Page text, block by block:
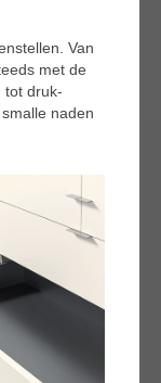
Van
met de
tot druk-
naden